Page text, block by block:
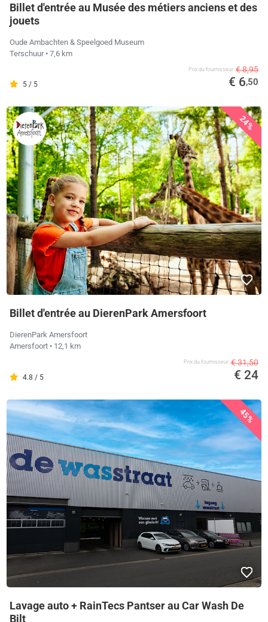
Billet d'entrée au Musée des métiers anciens et des
jouets
Oude Ambachten & Speelgoed Museum
Terschuur • 7,6 km
5 / 5
Prix ​​du fournisseur € 8,95
€ 6,50
24%
Billet d'entrée au DierenPark Amersfoort
DierenPark Amersfoort
Amersfoort • 12,1 km
4.8 / 5
Prix ​​du fournisseur € 31,50
€ 24
45%
Lavage auto + RainTecs Pantser au Car Wash De
Bilt